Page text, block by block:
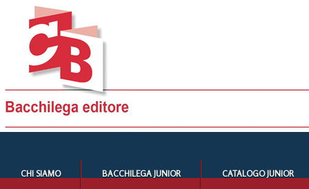
CHI SIAMO BACCHILEGA JUNIOR CATALOGO JUNIOR